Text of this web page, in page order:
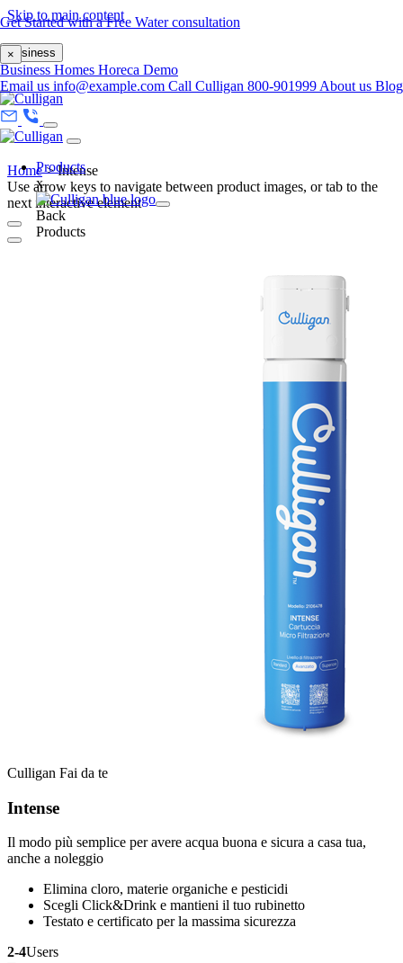
Skip to main content
Get Started with a Free Water consultation
×
Business
Business Homes Horeca Demo
Email us info@example.com Call Culligan 800-901999 About us
Products
x
Back
Products
Home>Intense
Use arrow keys to navigate between product images, or tab to the
next interactive element
Culligan Fai da te
Intense
Il modo più semplice per avere acqua buona e sicura a casa tua,
anche a noleggio
Elimina cloro, materie organiche e pesticidi
Scegli Click&Drink e mantieni il tuo rubinetto
Testato e certificato per la massima sicurezza
2-4Users